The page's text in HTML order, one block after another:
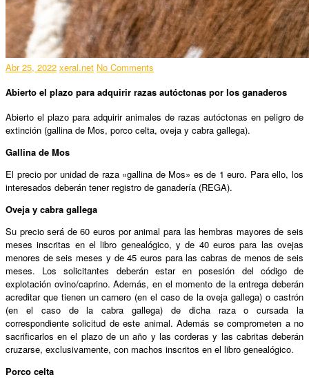
Abr 25, 2022 xeral.net No Comments
Abierto el plazo para adquirir razas autóctonas por los ganaderos
Abierto el plazo para adquirir animales de razas autóctonas en peligro de
extinción (gallina de Mos, porco celta, oveja y cabra gallega).
Gallina de Mos
El precio por unidad de raza «gallina de Mos» es de 1 euro. Para ello, los
interesados deberán tener registro de ganadería (REGA).
Oveja y cabra gallega
Su precio será de 60 euros por animal para las hembras mayores de seis
meses inscritas en el libro genealógico, y de 40 euros para las ovejas
menores de seis meses y de 45 euros para las cabras de menos de seis
meses. Los solicitantes deberán estar en posesión del código de
explotación ovino/caprino. Además, en el momento de la entrega deberán
acreditar que tienen un carnero (en el caso de la oveja gallega) o castrón
(en el caso de la cabra gallega) de dicha raza o cursada la
correspondiente solicitud de este animal. Además se comprometen a no
sacrificarlos en el plazo de un año y las corderas y las cabritas deberán
cruzarse, exclusivamente, con machos inscritos en el libro genealógico.
Porco celta